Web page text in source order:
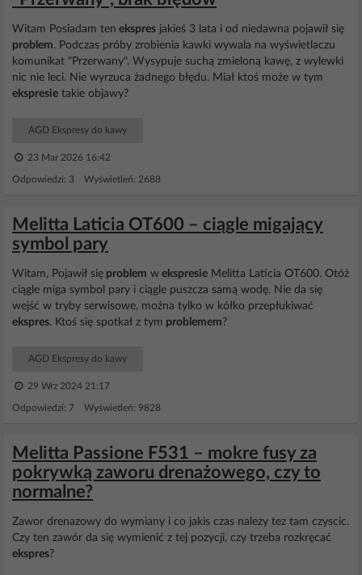
Witam Posiadam ten ekspres jakieś 3 lata i od niedawna pojawił się
problem. Podczas próby zrobienia kawki wywala na wyświetlaczu
komunikat "Przerwany". Wysypuje suchą zmieloną kawę, z wylewki
nic nie leci. Nie wyrzuca żadnego błędu. Miał ktoś może w tym
ekspresie takie objawy?
AGD Ekspresy do kawy
23 Mar 2026 16:42
Odpowiedzi: 3 Wyświetleń: 2688
Melitta Laticia OT600 – ciągle migający
symbol pary
Witam, Pojawił się problem w ekspresie Melitta Laticia OT600. Otóż
ciągle miga symbol pary i ciągle puszcza samą wodę. Nie da się
wejść w tryby serwisowe, można tylko w kółko przepłukiwać
ekspres. Ktoś się spotkał z tym problemem?
AGD Ekspresy do kawy
29 Wrz 2024 21:17
Odpowiedzi: 7 Wyświetleń: 9828
Melitta Passione F531 – mokre fusy za
pokrywką zaworu drenażowego, czy to
normalne?
Zawor drenazowy do wymiany i co jakis czas nalezy tez tam czyscic.
Czy ten zawór da się wymienić z tej pozycji, czy trzeba rozkręcać
ekspres?